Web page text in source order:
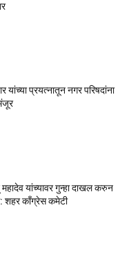
यांच्या प्रयत्नातून नगर परिषदांना
यांच्यावर गुन्हा दाखल करुन
शहर काँग्रेस कमेटी